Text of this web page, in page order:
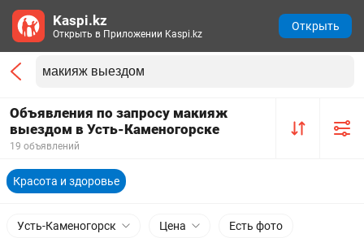
Объявления по запросу макияж
выездом в Усть-Каменогорске
19 объявлений
Красота и здоровье
Усть-Каменогорск Цена Есть фото
Kaspi.kz
Открыть в Приложении Kaspi.kz
Открыть